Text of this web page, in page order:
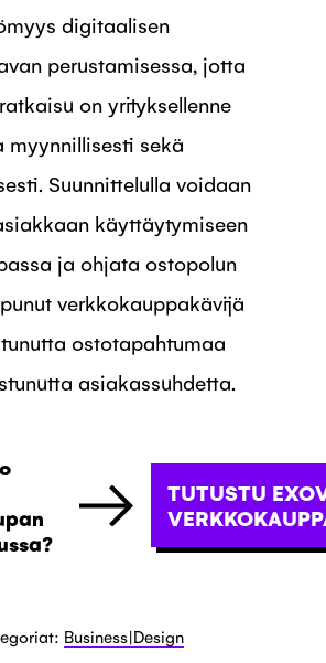
digitaalisen
perustamisessa, jotta
on yrityksellenne
myynnillisesti sekä
Suunnittelulla voidaan
käyttäytymiseen
ja ohjata ostopolun
verkkokauppakävijä
ostotapahtumaa
asiakassuhdetta.
TUTUSTU
Business|Design